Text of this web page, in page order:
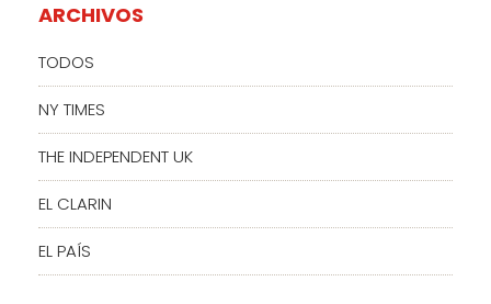
ARCHIVOS
TODOS
NY TIMES
THE INDEPENDENT UK
EL CLARIN
EL PAÍS